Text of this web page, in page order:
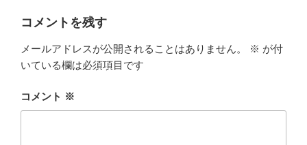
o
k
コメントを残す
メールアドレスが公開されることはありません。 ※ が付
いている欄は必須項目です
コメント ※